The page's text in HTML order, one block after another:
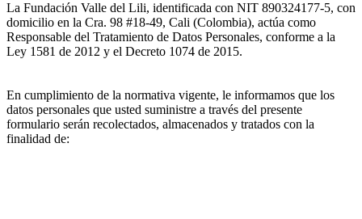
La Fundación Valle del Lili, identificada con NIT 890324177-5, con
domicilio en la Cra. 98 #18-49, Cali (Colombia), actúa como
Responsable del Tratamiento de Datos Personales, conforme a la
Ley 1581 de 2012 y el Decreto 1074 de 2015.
En cumplimiento de la normativa vigente, le informamos que los
datos personales que usted suministre a través del presente
formulario serán recolectados, almacenados y tratados con la
finalidad de: